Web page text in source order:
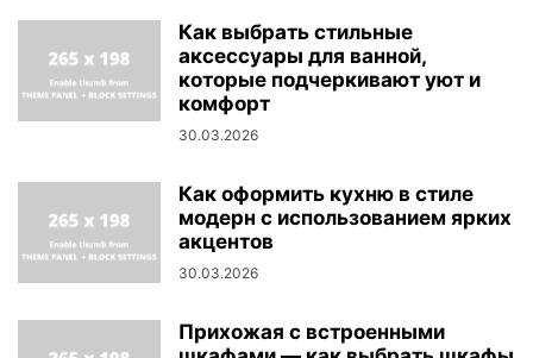
Как выбрать стильные
аксессуары для ванной,
которые подчеркивают уют и
комфорт
30.03.2026
Как оформить кухню в стиле
модерн с использованием ярких
акцентов
30.03.2026
Прихожая с встроенными